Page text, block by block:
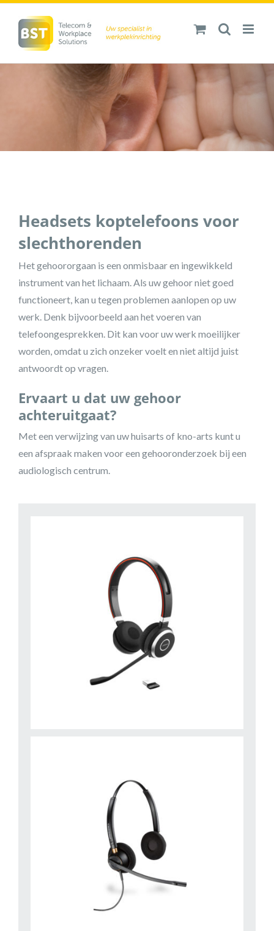
inhoud
Headsets koptelefoons voor
slechthorenden
Het gehoororgaan is een onmisbaar en ingewikkeld
instrument van het lichaam. Als uw gehoor niet goed
functioneert, kan u tegen problemen aanlopen op uw
werk. Denk bijvoorbeeld aan het voeren van
telefoongesprekken. Dit kan voor uw werk moeilijker
worden, omdat u zich onzeker voelt en niet altijd juist
antwoordt op vragen.
Ervaart u dat uw gehoor
achteruitgaat?
Met een verwijzing van uw huisarts of kno-arts kunt u
een afspraak maken voor een gehooronderzoek bij een
audiologisch centrum.